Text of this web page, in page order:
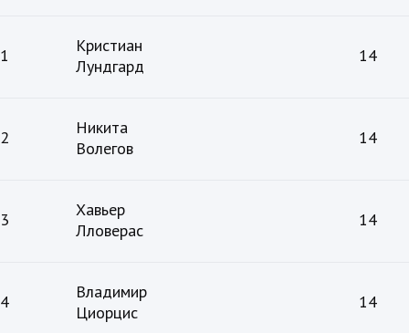
1
Кристиан
Лундгард
14
2
Никита
Волегов
14
3
Хавьер
Лловерас
14
4
Владимир
Циорцис
14